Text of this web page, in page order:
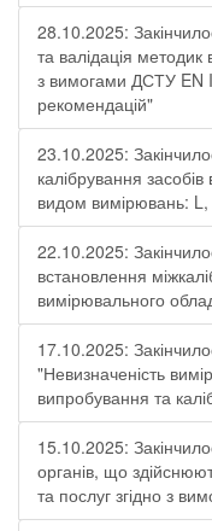
28.10.2025:
та валідація методик
з вимогами ДСТУ EN
рекомендацій"
23.10.2025:
калібрування
видом вимірювань:
22.10.2025:
встановлення
вимірювального
17.10.2025:
"Невизначеність
випробування та
15.10.2025:
органів, що
та послуг згідно з